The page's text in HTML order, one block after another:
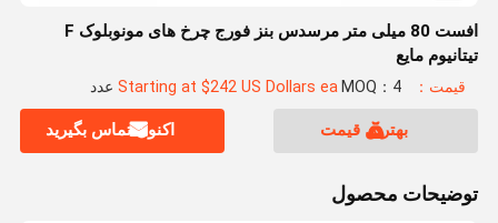
افست 80 میلی متر مرسدس بنز فورج چرخ های مونوبلوک F
تیتانیوم مایع
قیمت：Starting at $242 US Dollars ea MOQ：4 عدد
بهترین قیمت اکنون تماس بگیرید
توضیحات محصول